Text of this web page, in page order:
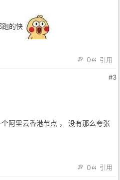
跑的快
0 引用
#3
个阿里云香港节点 ， 没有那么夸张
0 引用